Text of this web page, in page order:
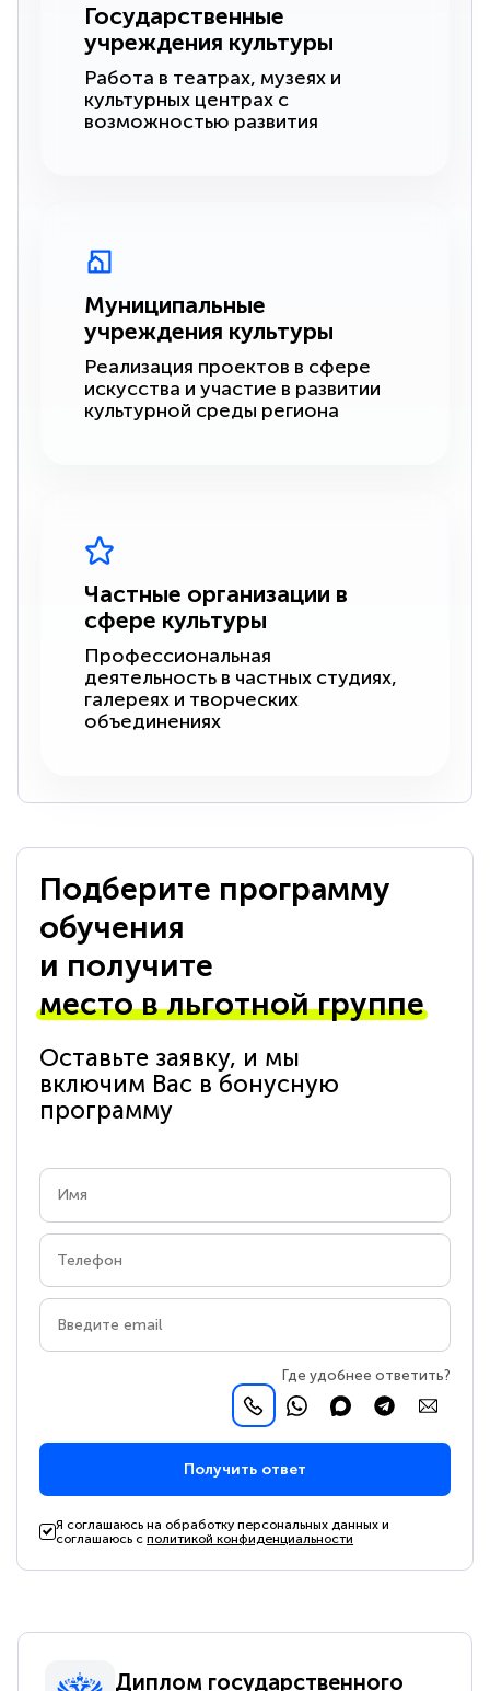
Государственные
учреждения культуры
Работа в театрах, музеях и
культурных центрах с
возможностью развития
Муниципальные
учреждения культуры
Реализация проектов в сфере
искусства и участие в развитии
культурной среды региона
Частные организации в
сфере культуры
Профессиональная
деятельность в частных студиях,
галереях и творческих
объединениях
Подберите программу
обучения
и получите
место в льготной группе
Оставьте заявку, и мы
включим Вас в бонусную
программу
Где удобнее ответить?
Получить ответ
Я соглашаюсь на обработку персональных данных и
соглашаюсь сполитикой конфиденциальности
Диплом государственного